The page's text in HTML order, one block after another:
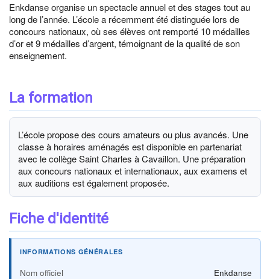
Enkdanse organise un spectacle annuel et des stages tout au
long de l’année. L’école a récemment été distinguée lors de
concours nationaux, où ses élèves ont remporté 10 médailles
d’or et 9 médailles d’argent, témoignant de la qualité de son
enseignement.
La formation
L’école propose des cours amateurs ou plus avancés. Une
classe à horaires aménagés est disponible en partenariat
avec le collège Saint Charles à Cavaillon. Une préparation
aux concours nationaux et internationaux, aux examens et
aux auditions est également proposée.
Fiche d'identité
INFORMATIONS GÉNÉRALES
Nom officiel
Enkdanse